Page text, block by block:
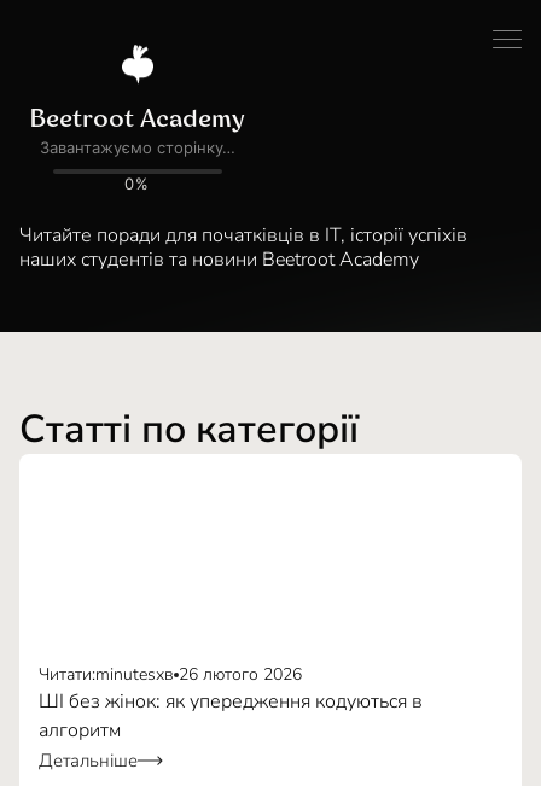
Блог
Новини
Читайте поради для початківців в ІТ, історії успіхів
наших студентів та новини Beetroot Academy
Статті по категорії
Читати:minutesхв 26 лютого 2026
ШІ без жінок: як упередження кодуються в
алгоритм
Детальніше